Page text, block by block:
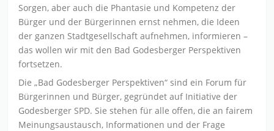
Sorgen, aber auch die Phantasie und Kompetenz der
Bürger und der Bürgerinnen ernst nehmen, die Ideen
der ganzen Stadtgesellschaft aufnehmen, informieren –
das wollen wir mit den Bad Godesberger Perspektiven
fortsetzen.
Die „Bad Godesberger Perspektiven“ sind ein Forum für
Bürgerinnen und Bürger, gegründet auf Initiative der
Godesberger SPD. Sie stehen für alle offen, die an fairem
Meinungsaustausch, Informationen und der Frage